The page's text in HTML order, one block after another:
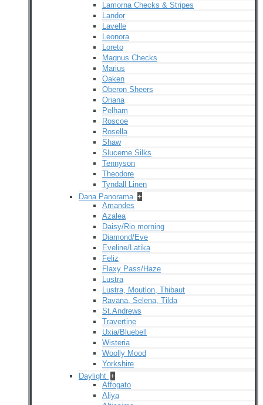
Lamorna Checks & Stripes
Landor
Lavelle
Leonora
Loreto
Magnus Checks
Marius
Oaken
Oberon Sheers
Oriana
Pelham
Roscoe
Rosella
Shaw
Slucerne Silks
Tennyson
Theodore
Tyndall Linen
Dana Panorama +
Amandes
Azalea
Daisy/Rio morning
Diamond/Eve
Eveline/Latika
Feliz
Flaxy Pass/Haze
Lustra
Lustra, Moutlon, Thibaut
Ravana, Selena, Tilda
St.Andrews
Travertine
Uxia/Bluebell
Wisteria
Woolly Mood
Yorkshire
Daylight +
Affogato
Aliya